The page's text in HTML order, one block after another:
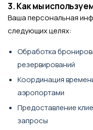
3. Как мы
Ваша персональная
следующих целях:
Обработка
резервирований
Координация
аэропортами
Предоставление
запросы